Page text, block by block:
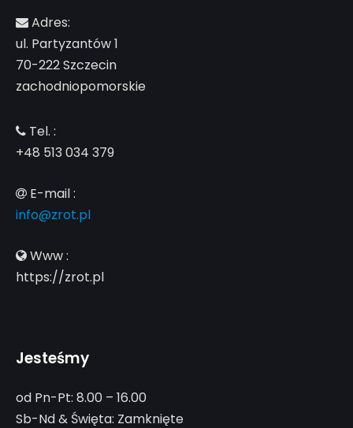
Adres:
ul. Partyzantów 1
70-222 Szczecin
zachodniopomorskie
Tel. :
+48 513 034 379
E-mail :
info@zrot.pl
Www :
https://zrot.pl
Jesteśmy
od Pn-Pt: 8.00 – 16.00
Sb-Nd & Święta: Zamknięte